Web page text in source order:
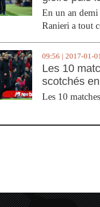
En un an demi
Ranieri a tout
09:56 | 2017-01-01
Les 10
scotchés
Les 10